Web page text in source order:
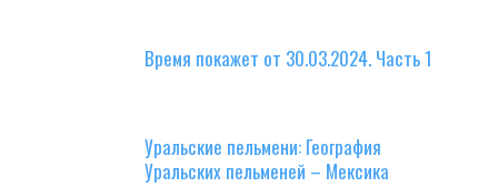
Время покажет от 30.03.2024. Часть 1
Уральские пельмени: География
Уральских пельменей – Мексика